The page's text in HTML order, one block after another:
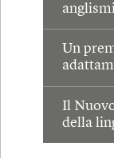
Un
Il
della